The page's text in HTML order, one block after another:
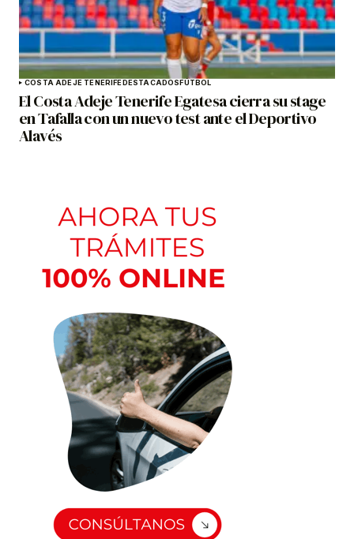
COSTA ADEJE TENERIFEDESTACADOSFÚTBOL
El Costa Adeje Tenerife Egatesa cierra su stage
en Tafalla con un nuevo test ante el Deportivo
Alavés